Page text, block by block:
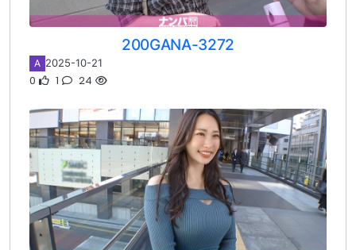
200GANA-3272
A 2025-10-21
0 1 24